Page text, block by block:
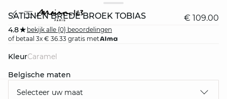
SATIJNEN BREDE BROEK TOBIAS € 109.00
4.8
bekijk alle {0} beoordelingen
of betaal 3x € 36.33 gratis met
Kleur
caramel
Belgische maten
Selecteer uw maat